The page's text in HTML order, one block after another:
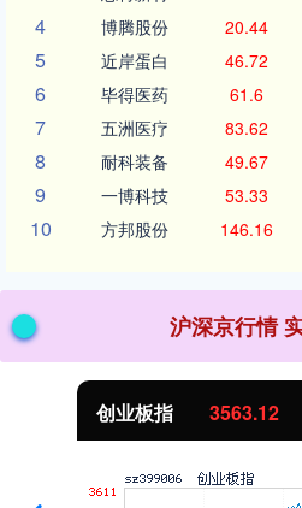
4 博腾股份 20.44
5 近岸蛋白 46.72
6 毕得医药 61.6
7 五洲医疗 83.62
8 耐科装备 49.67
9 一博科技 53.33
10 方邦股份 146.16
沪深京行情
创业板指 3563.12